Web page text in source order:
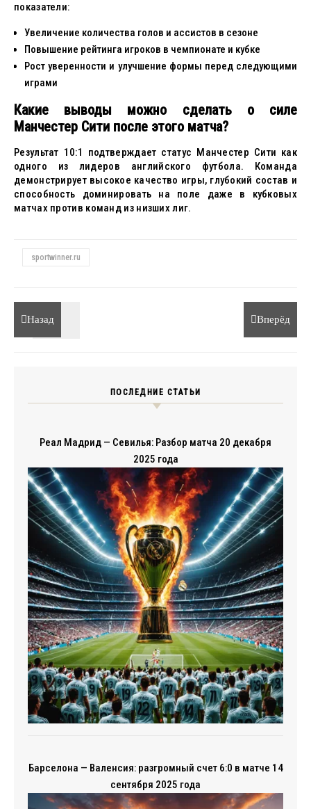
показатели:
Увеличение количества голов и ассистов в сезоне
Повышение рейтинга игроков в чемпионате и кубке
Рост уверенности и улучшение формы перед следующими
играми
Какие выводы можно сделать о силе
Манчестер Сити после этого матча?
Результат 10:1 подтверждает статус Манчестер Сити как
одного из лидеров английского футбола. Команда
демонстрирует высокое качество игры, глубокий состав и
способность доминировать на поле даже в кубковых
матчах против команд из низших лиг.
sportwinner.ru
Назад Вперёд
ПОСЛЕДНИЕ СТАТЬИ
Реал Мадрид — Севилья: Разбор матча 20 декабря
2025 года
Барселона — Валенсия: разгромный счет 6:0 в матче 14
сентября 2025 года